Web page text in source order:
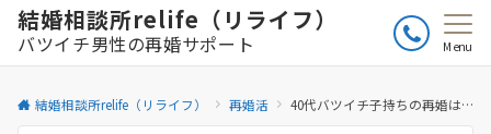
結婚相談所relife（リライフ）
バツイチ男性の再婚サポート Menu
結婚相談所relife（リライフ） 再婚活 40代バツイチ子持ちの再婚は難しい？どんな結婚相手を選べばいい？